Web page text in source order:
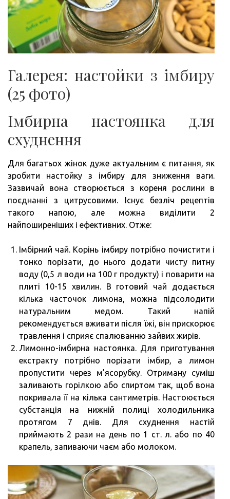
Галерея: настойки з імбиру
(25 фото)
Імбирна настоянка для
схуднення
Для багатьох жінок дуже актуальним є питання, як
зробити настойку з імбиру для зниження ваги.
Зазвичай вона створюється з кореня рослини в
поєднанні з цитрусовими. Існує безліч рецептів
такого напою, але можна виділити 2
найпоширеніших і ефективних. Отже:
Імбірний чай. Корінь імбиру потрібно почистити і
тонко порізати, до нього додати чисту питну
воду (0,5 л води на 100 г продукту) і поварити на
плиті 10-15 хвилин. В готовий чай додається
кілька часточок лимона, можна підсолодити
натуральним медом. Такий напій
рекомендується вживати після їжі, він прискорює
травлення і сприяє спалюванню зайвих жирів.
Лимонно-імбирна настоянка. Для приготування
екстракту потрібно порізати імбир, а лимон
пропустити через м’ясорубку. Отриману суміш
заливають горілкою або спиртом так, щоб вона
покривала її на кілька сантиметрів. Настоюється
субстанція на нижній полиці холодильника
протягом 7 днів. Для схуднення настій
приймають 2 рази на день по 1 ст. л. або по 40
крапель, запиваючи чаєм або молоком.